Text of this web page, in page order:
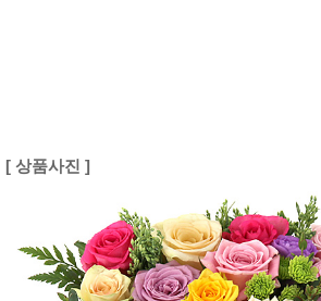
[ 상품사진 ]